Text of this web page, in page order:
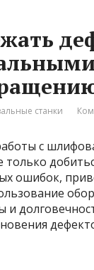
станки
с
ошибок,
и